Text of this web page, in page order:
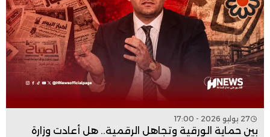
27 يوليو 2026 - 17:00
بين حماية الورقية وتجاهل الرقمية.. هل أعادت وزارة